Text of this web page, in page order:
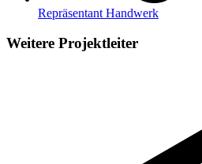
Repräsentant Handwerk
Weitere Projektleiter